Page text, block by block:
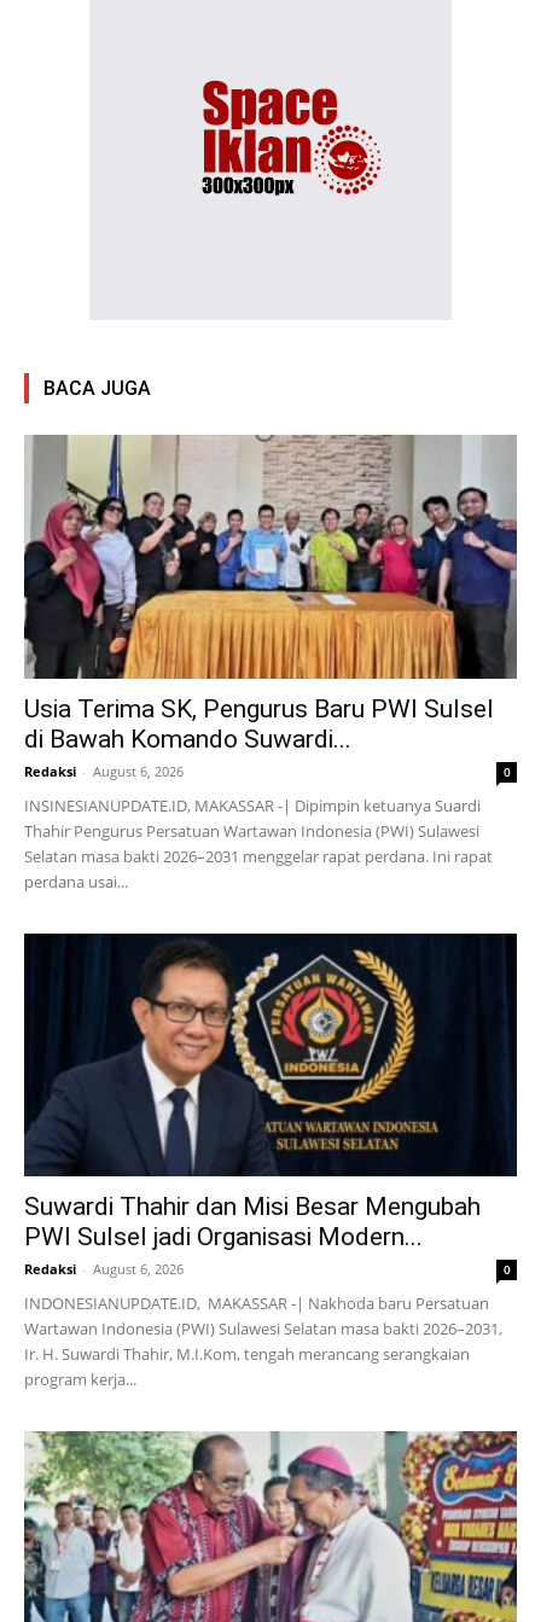
BACA JUGA
Usia Terima SK, Pengurus Baru PWI Sulsel
di Bawah Komando Suwardi...
Redaksi - August 6, 2026 0
INSINESIANUPDATE.ID, MAKASSAR -| Dipimpin ketuanya Suardi
Thahir Pengurus Persatuan Wartawan Indonesia (PWI) Sulawesi
Selatan masa bakti 2026–2031 menggelar rapat perdana. Ini rapat
perdana usai...
Suwardi Thahir dan Misi Besar Mengubah
PWI Sulsel jadi Organisasi Modern...
Redaksi - August 6, 2026 0
INDONESIANUPDATE.ID, MAKASSAR -| Nakhoda baru Persatuan
Wartawan Indonesia (PWI) Sulawesi Selatan masa bakti 2026–2031,
Ir. H. Suwardi Thahir, M.I.Kom, tengah merancang serangkaian
program kerja...